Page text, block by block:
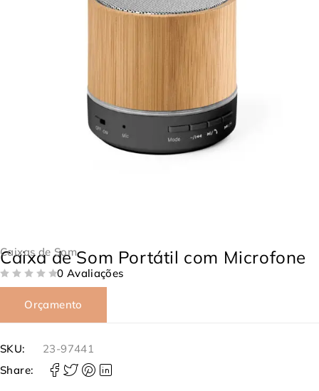
Caixas de Som
Caixa de Som Portátil com Microfone
0 Avaliações
Orçamento
SKU:
23-97441
Share: